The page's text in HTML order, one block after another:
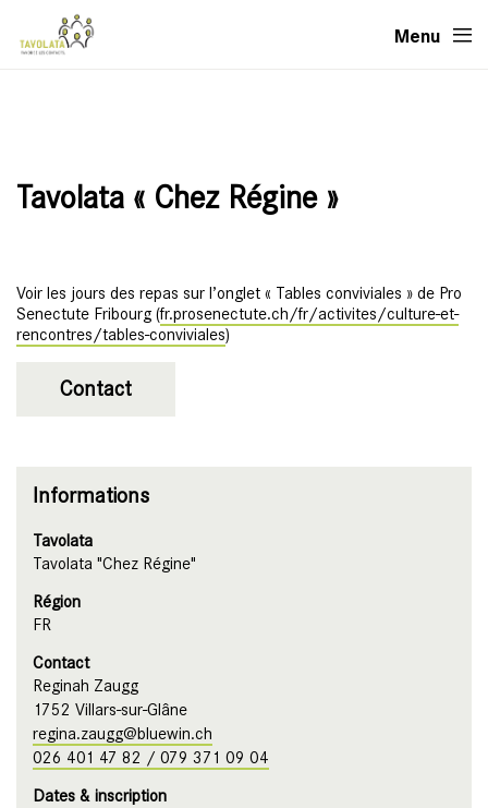
Menu
Tavolata « Chez Régine »
Voir les jours des repas sur l’onglet « Tables conviviales » de Pro
Senectute Fribourg (fr.prosenectute.ch/fr/activites/culture-et-
rencontres/tables-conviviales)
Contact
Informations
Tavolata
Tavolata "Chez Régine"
Région
FR
Contact
Reginah Zaugg
1752 Villars-sur-Glâne
regina.zaugg@bluewin.ch
026 401 47 82 / 079 371 09 04
Dates & inscription